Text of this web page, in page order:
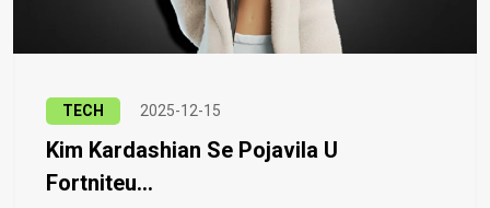
TECH 2025-12-15
Kim Kardashian Se Pojavila U
Fortniteu...